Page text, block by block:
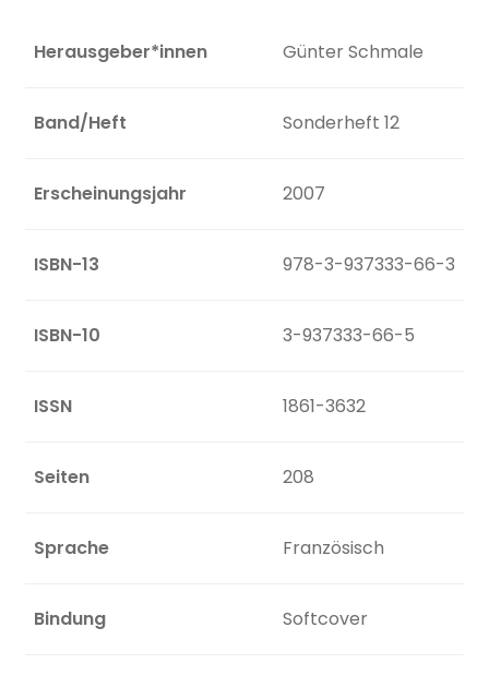
Herausgeber*innen Günter Schmale
Band/Heft Sonderheft 12
Erscheinungsjahr 2007
ISBN-13 978-3-937333-66-3
ISBN-10 3-937333-66-5
ISSN 1861-3632
Seiten 208
Sprache Französisch
Bindung Softcover